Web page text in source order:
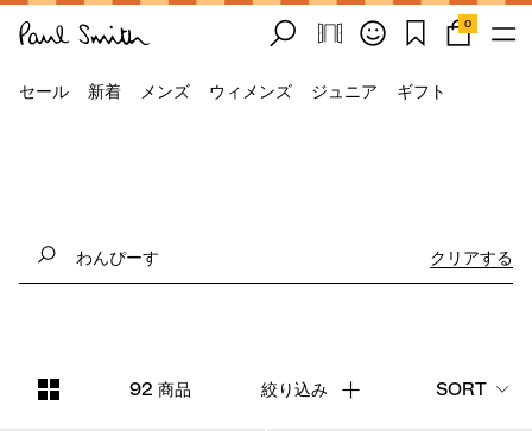
0
セール 新着 メンズ ウィメンズ ジュニア ギフト
クリアする
92 商品 絞り込み SORT